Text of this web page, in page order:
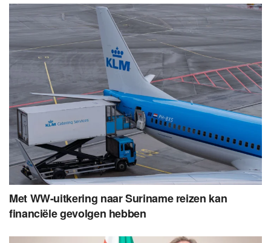
Met WW-uitkering naar Suriname reizen kan
financiële gevolgen hebben